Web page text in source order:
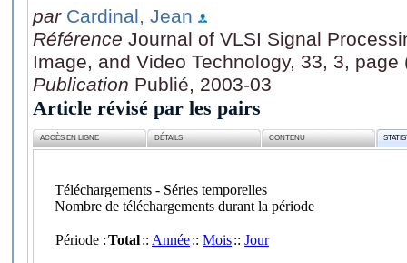
par Cardinal, Jean
Référence Journal of VLSI Signal
Image, and Video Technology, 33, 3, page
Publication Publié, 2003-03
Article révisé par les pairs
ACCÈS EN LIGNE DÉTAILS CONTENU